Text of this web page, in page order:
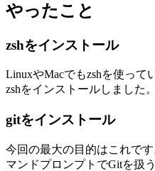
やったこと
zshをインストール
LinuxやMacでもzshを使って
zshをインストールしました。
gitをインストール
今回の最大の目的はこれで
マンドプロンプトでGitを扱